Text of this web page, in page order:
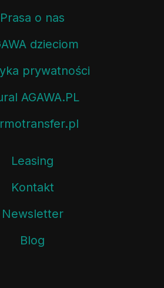
Prasa o nas
dzieciom
prywatności
AGAWA.PL
Leasing
Kontakt
Newsletter
Blog